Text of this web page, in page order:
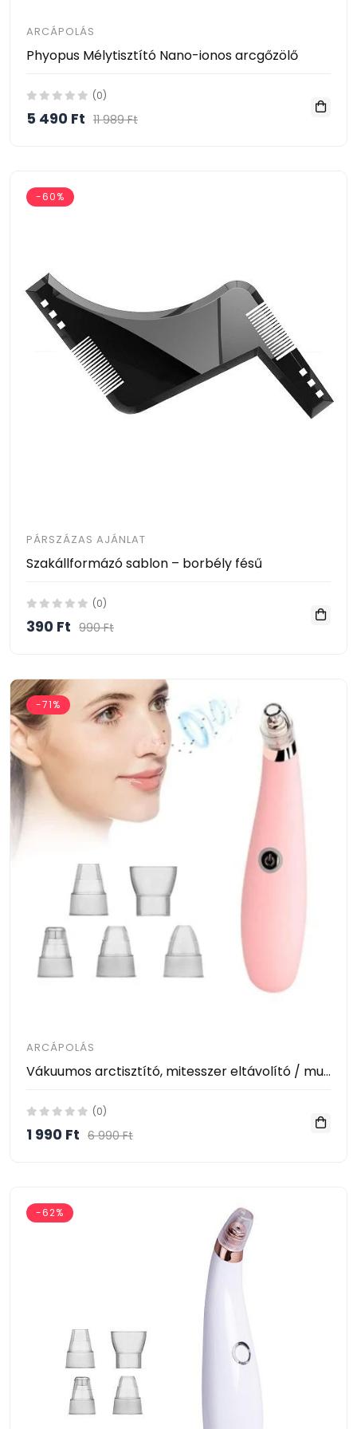
ARCÁPOLÁS
Phyopus Mélytisztító Nano-ionos arcgőzölő
(0)
5 490 Ft 11 989 Ft
-60%
PÁRSZÁZAS AJÁNLAT
Szakállformázó sablon – borbély fésű
(0)
390 Ft 990 Ft
-71%
ARCÁPOLÁS
Vákuumos arctisztító, mitesszer eltávolító / multifunkcionális arctisztító
(0)
1 990 Ft 6 990 Ft
-62%